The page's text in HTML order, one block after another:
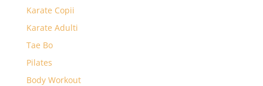
Karate Copii
Karate Adulti
Tae Bo
Pilates
Body Workout